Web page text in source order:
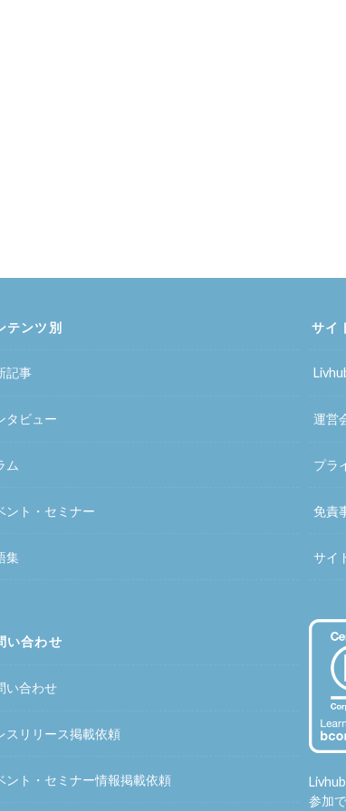
テンツ別
記事
タビュー
ム
ント・セミナー
集
い合わせ
い合わせ
スリリース掲載依頼
ント・セミナー情報掲載依頼
サイ
運営
プラ
免責
サイ
参加